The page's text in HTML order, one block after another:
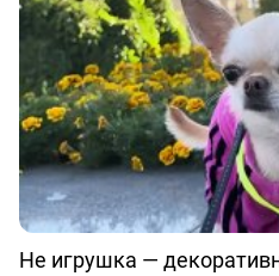
Не игрушка —